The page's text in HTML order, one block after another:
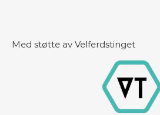
Med støtte av Velferdstinget